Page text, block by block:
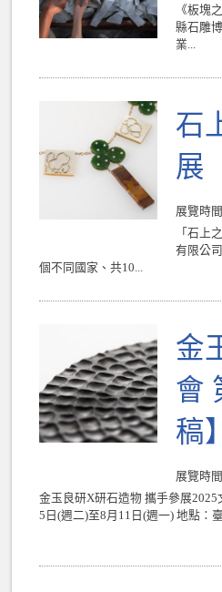
《板塊
縣石雕
業...
石
展
展覽時
「石上
有限公
個不同國家、共10...
金
會
稿
展覽時
金玉良研X研石造物 攜手參展
5日(週二)至8月11日(週一) 地點：